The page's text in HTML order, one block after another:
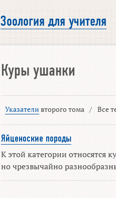
Зоология для учителя
Куры ушанки
Указатели второго тома / Все
Яйценоские породы
К этой категории относятся
но чрезвычайно